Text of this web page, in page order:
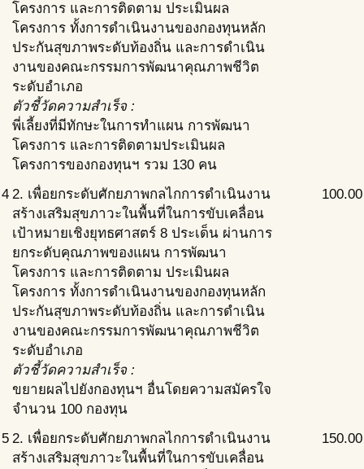
โครงการ และการติดตาม ประเมินผล
โครงการ ทั้งการดำเนินงานของกองทุนหลัก
ประกันสุขภาพระดับท้องถิ่น และการดำเนิน
งานของคณะกรรมการพัฒนาคุณภาพชีวิต
ระดับอำเภอ
ตัวชี้วัดความสำเร็จ :
พี่เลี้ยงที่มีทักษะในการทำแผน การพัฒนา
โครงการ และการติดตามประเมินผล
โครงการของกองทุนฯ รวม 130 คน
4 2. เพื่อยกระดับศักยภาพกลไกการดำเนินงาน
สร้างเสริมสุขภาวะในพื้นที่ในการขับเคลื่อน
เป้าหมายเชิงยุทธศาสตร์ 8 ประเด็น ผ่านการ
ยกระดับคุณภาพของแผน การพัฒนา
โครงการ และการติดตาม ประเมินผล
โครงการ ทั้งการดำเนินงานของกองทุนหลัก
ประกันสุขภาพระดับท้องถิ่น และการดำเนิน
งานของคณะกรรมการพัฒนาคุณภาพชีวิต
ระดับอำเภอ
ตัวชี้วัดความสำเร็จ :
ขยายผลไปยังกองทุนฯ อื่นโดยความสมัครใจ
จำนวน 100 กองทุน
100.00
5 2. เพื่อยกระดับศักยภาพกลไกการดำเนินงาน
สร้างเสริมสุขภาวะในพื้นที่ในการขับเคลื่อน
150.00